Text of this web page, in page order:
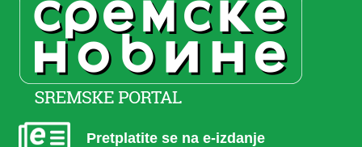
Pretplatite se na e-izdanje